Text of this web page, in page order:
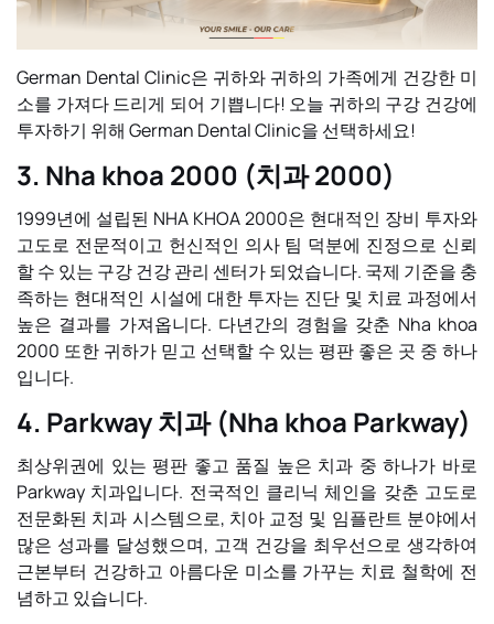
German Dental Clinic은 귀하와 귀하의 가족에게 건강한 미
소를 가져다 드리게 되어 기쁩니다! 오늘 귀하의 구강 건강에
투자하기 위해 German Dental Clinic을 선택하세요!
3. Nha khoa 2000 (치과 2000)
1999년에 설립된 NHA KHOA 2000은 현대적인 장비 투자와
고도로 전문적이고 헌신적인 의사 팀 덕분에 진정으로 신뢰
할 수 있는 구강 건강 관리 센터가 되었습니다. 국제 기준을 충
족하는 현대적인 시설에 대한 투자는 진단 및 치료 과정에서
높은 결과를 가져옵니다. 다년간의 경험을 갖춘 Nha khoa
2000 또한 귀하가 믿고 선택할 수 있는 평판 좋은 곳 중 하나
입니다.
4. Parkway 치과 (Nha khoa Parkway)
최상위권에 있는 평판 좋고 품질 높은 치과 중 하나가 바로
Parkway 치과입니다. 전국적인 클리닉 체인을 갖춘 고도로
전문화된 치과 시스템으로, 치아 교정 및 임플란트 분야에서
많은 성과를 달성했으며, 고객 건강을 최우선으로 생각하여
근본부터 건강하고 아름다운 미소를 가꾸는 치료 철학에 전
념하고 있습니다.